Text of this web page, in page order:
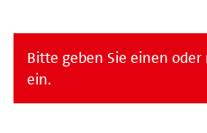
Bitte geben Sie einen
ein.